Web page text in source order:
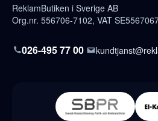
ReklamButiken i Sverige AB
Org.nr. 556706-7102, VAT
026-495 77 00